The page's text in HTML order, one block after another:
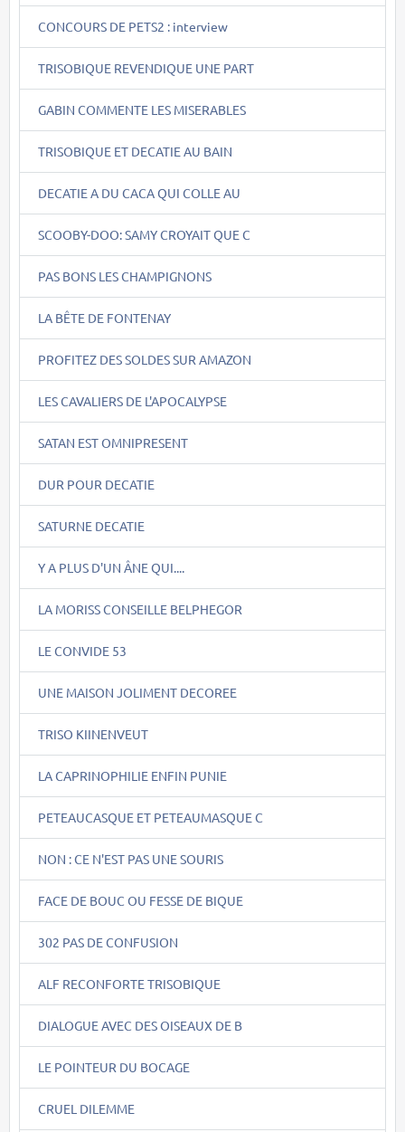
CONCOURS DE PETS2 : interview
TRISOBIQUE REVENDIQUE UNE PART
GABIN COMMENTE LES MISERABLES
TRISOBIQUE ET DECATIE AU BAIN
DECATIE A DU CACA QUI COLLE AU
SCOOBY-DOO: SAMY CROYAIT QUE C
PAS BONS LES CHAMPIGNONS
LA BÊTE DE FONTENAY
PROFITEZ DES SOLDES SUR AMAZON
LES CAVALIERS DE L'APOCALYPSE
SATAN EST OMNIPRESENT
DUR POUR DECATIE
SATURNE DECATIE
Y A PLUS D'UN ÂNE QUI....
LA MORISS CONSEILLE BELPHEGOR
LE CONVIDE 53
UNE MAISON JOLIMENT DECOREE
TRISO KIINENVEUT
LA CAPRINOPHILIE ENFIN PUNIE
PETEAUCASQUE ET PETEAUMASQUE C
NON : CE N'EST PAS UNE SOURIS
FACE DE BOUC OU FESSE DE BIQUE
302 PAS DE CONFUSION
ALF RECONFORTE TRISOBIQUE
DIALOGUE AVEC DES OISEAUX DE B
LE POINTEUR DU BOCAGE
CRUEL DILEMME